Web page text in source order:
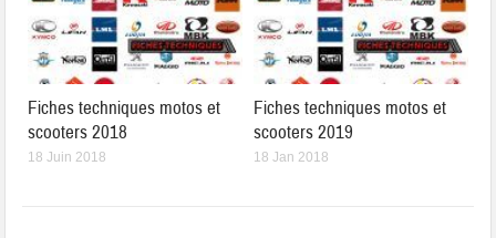
Fiches techniques motos et
scooters 2018
18 Juin 2018
Fiches techniques motos et
scooters 2019
18 Jan 2018